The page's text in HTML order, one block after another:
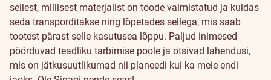
sellest, millisest materjalist on toode valmistatud ja kuidas
seda transporditakse ning lõpetades sellega, mis saab
tootest pärast selle kasutusea lõppu. Paljud inimesed
pöörduvad teadliku tarbimise poole ja otsivad lahendusi,
mis on jätkusuutlikumad nii planeedi kui ka meie endi